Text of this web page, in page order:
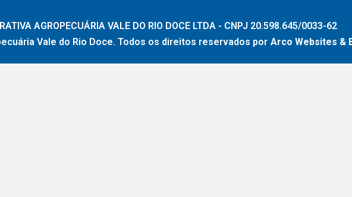
AGROPECUÁRIA VALE DO RIO DOCE LTDA - CNPJ 20.598.645/0033-62
Vale do Rio Doce. Todos os direitos reservados por Arco Websites &